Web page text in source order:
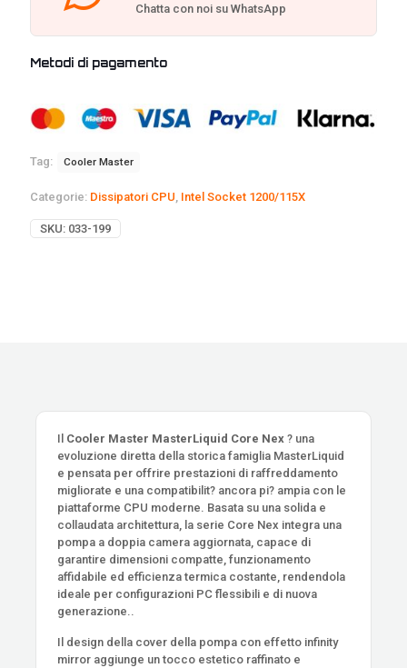
Chatta con noi su WhatsApp
Metodi di pagamento
Tag: Cooler Master
Categorie: Dissipatori CPU Intel Socket 1200/115X
SKU: 033-199
Il Cooler Master MasterLiquid Core Nex ? una
evoluzione diretta della storica famiglia MasterLiquid
e pensata per offrire prestazioni di raffreddamento
migliorate e una compatibilit? ancora pi? ampia con le
piattaforme CPU moderne. Basata su una solida e
collaudata architettura, la serie Core Nex integra una
pompa a doppia camera aggiornata, capace di
garantire dimensioni compatte, funzionamento
affidabile ed efficienza termica costante, rendendola
ideale per configurazioni PC flessibili e di nuova
generazione..
Il design della cover della pompa con effetto infinity
mirror aggiunge un tocco estetico raffinato e